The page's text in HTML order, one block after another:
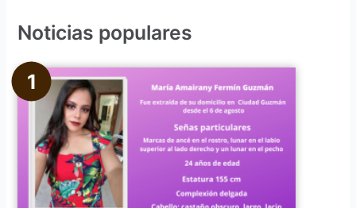
a
o
Noticias populares